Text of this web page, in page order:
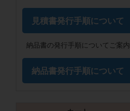
見積書発行手順について
納品書の発行手順についてご案内
納品書発行手順について